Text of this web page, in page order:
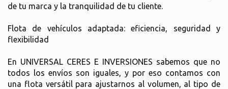
de tu marca y la tranquilidad de tu cliente.
Flota de vehículos adaptada: eficiencia, seguridad y
flexibilidad
En UNIVERSAL CERES E INVERSIONES sabemos que no
todos los envíos son iguales, y por eso contamos con
una flota versátil para ajustarnos al volumen, al tipo de